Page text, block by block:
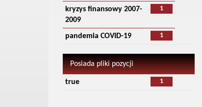
1
kryzys finansowy 2007-
2009
1
pandemia COVID-19
Posiada pliki pozycji
1
true